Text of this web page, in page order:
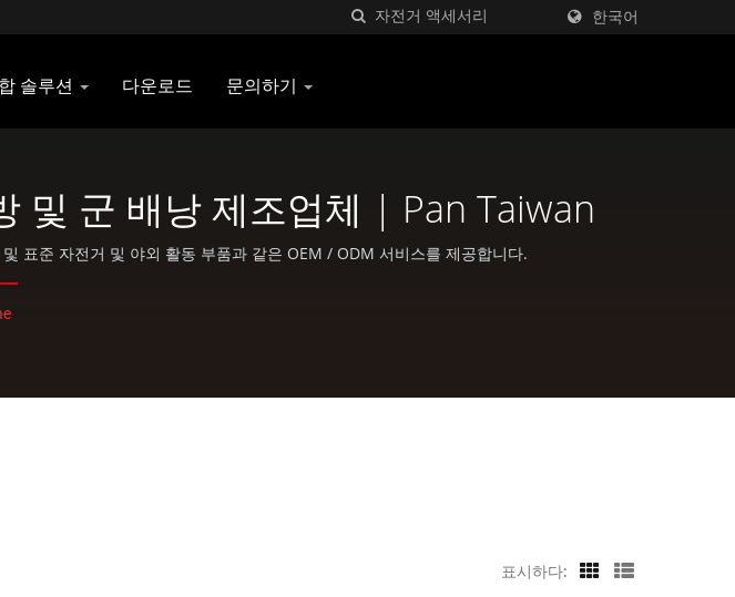
한국어
솔루션 다운로드 문의하기
및 군 배낭 제조업체 | Pan Taiwan
표준 자전거 및 야외 활동 부품과 같은 OEM / ODM 서비스를 제공합니다.
표시하다: